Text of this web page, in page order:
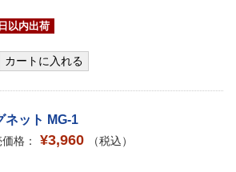
以内出荷
ネット MG-1
格： ¥3,960 （税込）